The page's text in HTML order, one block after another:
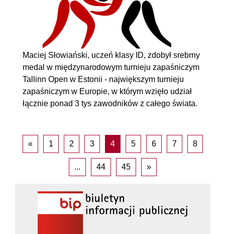
Maciej Słowiański, uczeń klasy ID, zdobył srebrny
medal w międzynarodowym turnieju zapaśniczym
Tallinn Open w Estonii - największym turnieju
zapaśniczym w Europie, w którym wzięło udział
łącznie ponad 3 tys zawodników z całego świata.
« 1 2 3 4 5 6 7 8
... 44 45 »